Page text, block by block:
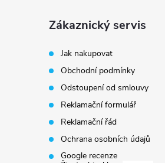
Zákaznický servis
Jak nakupovat
Obchodní podmínky
Odstoupení od smlouvy
Reklamační formulář
Reklamační řád
Ochrana osobních údajů
Google recenze